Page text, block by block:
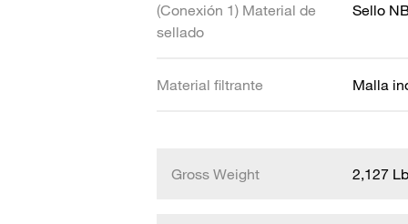
(Conexión 1) Material de
sellado
Sello
Material filtrante Malla
Gross Weight 2,127 Lb